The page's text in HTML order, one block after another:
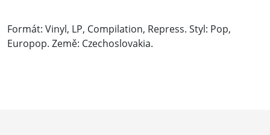
Formát: Vinyl, LP, Compilation, Repress. Styl: Pop,
Europop. Země: Czechoslovakia.